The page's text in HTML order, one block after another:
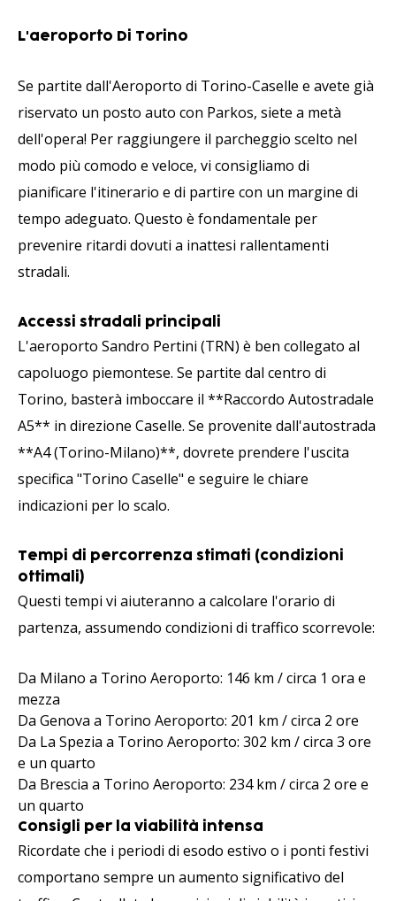
L'aeroporto Di Torino
Se partite dall'Aeroporto di Torino-Caselle e avete già
riservato un posto auto con Parkos, siete a metà
dell'opera! Per raggiungere il parcheggio scelto nel
modo più comodo e veloce, vi consigliamo di
pianificare l'itinerario e di partire con un margine di
tempo adeguato. Questo è fondamentale per
prevenire ritardi dovuti a inattesi rallentamenti
stradali.
Accessi stradali principali
L'aeroporto Sandro Pertini (TRN) è ben collegato al
capoluogo piemontese. Se partite dal centro di
Torino, basterà imboccare il **Raccordo Autostradale
A5** in direzione Caselle. Se provenite dall'autostrada
**A4 (Torino-Milano)**, dovrete prendere l'uscita
specifica "Torino Caselle" e seguire le chiare
indicazioni per lo scalo.
Tempi di percorrenza stimati (condizioni
ottimali)
Questi tempi vi aiuteranno a calcolare l'orario di
partenza, assumendo condizioni di traffico scorrevole:
Da Milano a Torino Aeroporto: 146 km / circa 1 ora e
mezza
Da Genova a Torino Aeroporto: 201 km / circa 2 ore
Da La Spezia a Torino Aeroporto: 302 km / circa 3 ore
e un quarto
Da Brescia a Torino Aeroporto: 234 km / circa 2 ore e
un quarto
Consigli per la viabilità intensa
Ricordate che i periodi di esodo estivo o i ponti festivi
comportano sempre un aumento significativo del